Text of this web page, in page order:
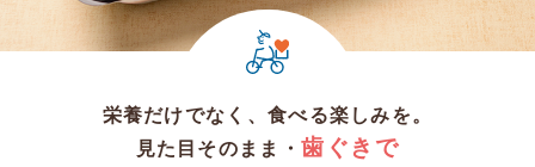
栄養だけでなく、食べる楽しみを。
見た目そのまま・ 歯ぐきで